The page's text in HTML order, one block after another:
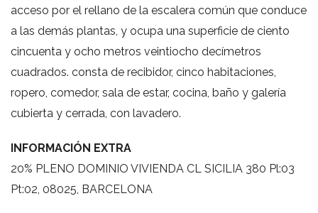
acceso por el rellano de la escalera común que conduce
a las demás plantas, y ocupa una superficie de ciento
cincuenta y ocho metros veintiocho decímetros
cuadrados. consta de recibidor, cinco habitaciones,
ropero, comedor, sala de estar, cocina, baño y galería
cubierta y cerrada, con lavadero.
INFORMACIÓN EXTRA
20% PLENO DOMINIO VIVIENDA CL SICILIA 380 Pl:03
Pt:02, 08025, BARCELONA